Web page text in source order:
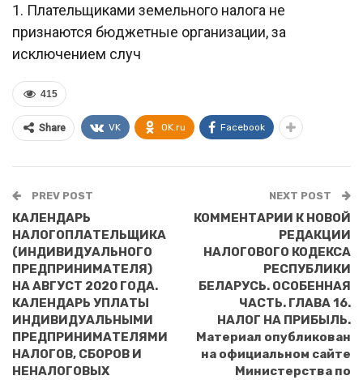
1. Плательщиками земельного налога не
признаются бюджетные организации, за
исключением случ
415
Share VK OK.ru Facebook
PREV POST
КАЛЕНДАРЬ
НАЛОГОПЛАТЕЛЬЩИКА
(ИНДИВИДУАЛЬНОГО
ПРЕДПРИНИМАТЕЛЯ)
НА АВГУСТ 2020 ГОДА.
КАЛЕНДАРЬ УПЛАТЫ
ИНДИВИДУАЛЬНЫМИ
ПРЕДПРИНИМАТЕЛЯМИ
НАЛОГОВ, СБОРОВ И
НЕНАЛОГОВЫХ
NEXT POST
КОММЕНТАРИИ К НОВОЙ
РЕДАКЦИИ
НАЛОГОВОГО КОДЕКСА
РЕСПУБЛИКИ
БЕЛАРУСЬ. ОСОБЕННАЯ
ЧАСТЬ. ГЛАВА 16.
НАЛОГ НА ПРИБЫЛЬ.
Материал опубликован
на официальном сайте
Министерства по